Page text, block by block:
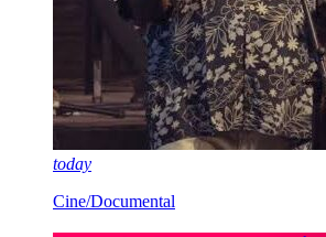
today
Cine/Documental